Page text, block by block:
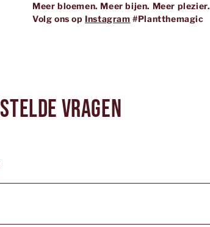
Meer bloemen. Meer bijen. Meer plezier.
Volg ons op Instagram #Plantthemagic
vragen